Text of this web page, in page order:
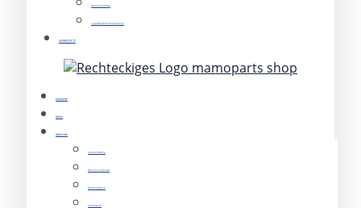
Reise Checkliste
Lagerbestand Reisemobile
WERKSTATT
KARRIERE
NEWS
ÜBER UNS
Unsere Historie
Was uns ausmacht
Nachhaltigkeit
mamoparts